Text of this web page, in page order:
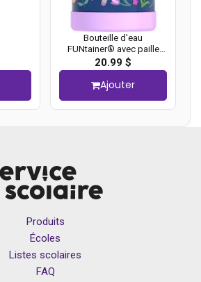
Bouteille d'eau
FUNtainer® avec paille
Thermos, 410 ml, Licorne
20.99 $
Ajouter
Produits
Écoles
Listes scolaires
FAQ